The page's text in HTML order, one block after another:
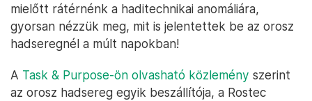
mielőtt rátérnénk a haditechnikai anomáliára,
gyorsan nézzük meg, mit is jelentettek be az orosz
hadseregnél a múlt napokban!
A Task & Purpose-ön olvasható közlemény szerint
az orosz hadsereg egyik beszállítója, a Rostec